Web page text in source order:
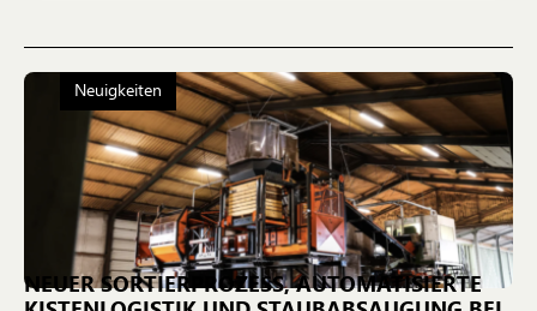
Neuigkeiten
NEUER SORTIERPROZESS, AUTOMATISIERTE